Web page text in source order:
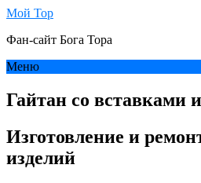
Мой Тор
Фан-сайт Бога Тора
Меню
Гайтан со вставками
Изготовление и
изделий